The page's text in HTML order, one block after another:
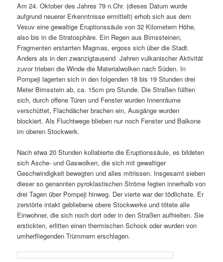
Am 24. Oktober des Jahres 79 n.Chr. (dieses Datum wurde
aufgrund neuerer Erkenntnisse ermittelt) erhob sich aus dem
Vesuv eine gewaltige Eruptionssäule von 32 Kilometern Höhe,
also bis in die Stratosphäre. Ein Regen aus Bimssteinen,
Fragmenten erstarrten Magmas, ergoss sich über die Stadt.
Anders als in den zwanzigtausend Jahren vulkanischer Aktivität
zuvor trieben die Winde die Materialwolken nach Süden. In
Pompeji lagerten sich in den folgenden 18 bis 19 Stunden drei
Meter Bimsstein ab, ca. 15cm pro Stunde. Die Straßen füllten
sich, durch offene Türen und Fenster wurden Innenräume
verschüttet, Flachdächer brachen ein, Ausgänge wurden
blockiert. Als Fluchtwege blieben nur noch Fenster und Balkone
im oberen Stockwerk.
Nach etwa 20 Stunden kollabierte die Eruptionssäule, es bildeten
sich Asche- und Gaswolken, die sich mit gewaltiger
Geschwindigkeit bewegten und alles mitrissen. Insgesamt sieben
dieser so genannten pyroklastischen Ströme fegten innerhalb von
drei Tagen über Pompeji hinweg. Der vierte war der tödlichste. Er
zerstörte intakt gebliebene obere Stockwerke und tötete alle
Einwohner, die sich noch dort oder in den Straßen aufhielten. Sie
erstickten, erlitten einen thermischen Schock oder wurden von
umherfliegenden Trümmern erschlagen.